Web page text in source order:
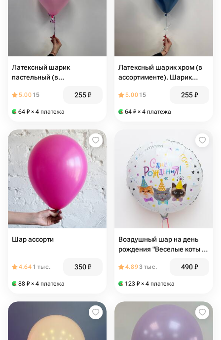
Латексный шарик
пастельный (в
гелием, шарик воздушный
5.00 15 255₽
64 ₽ × 4 платежа
Латексный шарик хром (в
ассортименте). Шарик
гелиевый, шарик металлик
5.00 15 255₽
64 ₽ × 4 платежа
Шар ассорти
4.64 1 тыс. 350₽
88 ₽ × 4 платежа
Воздушный шар на день
рождения "Веселые коты в
4.893 тыс. 490₽
123 ₽ × 4 платежа